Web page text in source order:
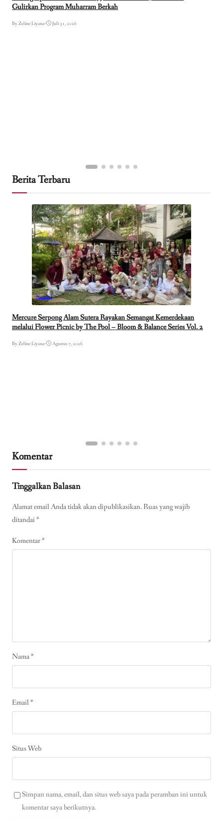
Gulirkan Program Muharram Berkah
By Zeline Liyana• Juli 31, 2026
Berita Terbaru
Nasional
Mercure Serpong Alam Sutera Rayakan Semangat Kemerdekaan
melalui Flower Picnic by The Pool – Bloom & Balance Series Vol. 2
By Zeline Liyana• Agustus 7, 2026
Komentar
Tinggalkan Balasan
Alamat email Anda tidak akan dipublikasikan.Ruas yang wajib
ditandai*
Komentar*
Nama*
Email*
Situs Web
Simpan nama, email, dan situs web saya pada peramban ini untuk
komentar saya berikutnya.